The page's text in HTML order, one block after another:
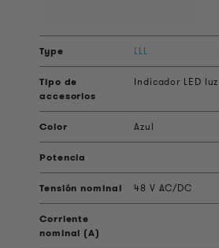
LLL
Indicador LED luz
Azul
48 V AC/DC